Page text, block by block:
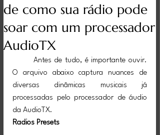
de como sua rádio pode
soar com um processador
AudioTX
O arquivo abaixo captura nuances de
diversas dinâmicas musicais já
processadas pelo processador de áudio
da AudioTX.
Radios Presets